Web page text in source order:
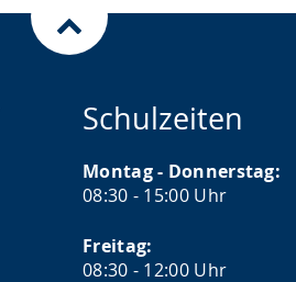
Schulzeiten
Montag - Donnerstag:
08:30 - 15:00 Uhr
Freitag:
08:30 - 12:00 Uhr